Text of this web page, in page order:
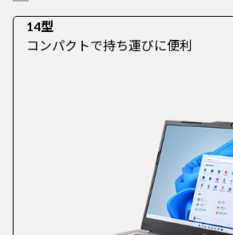
14型
コンパクトで持ち運びに便利